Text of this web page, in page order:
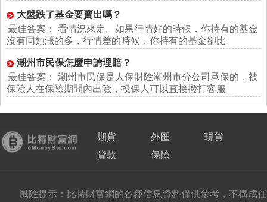
大盤跌了基金要賣出嗎？
最佳答案： 看情況來定。如果行情好的時候，你持有的基金
沒有同類漲的多，行情差的時候，你持有的基金卻比
潮州市民保怎麼申請理賠？
最佳答案： 潮州市民保是人保財險潮州市分公司承保的，被
保險人在保險期間內出險，投保人可以直接撥打客服
期貨 外匯
現貨
貸款
保險
風險提示：比特財富網的各種信息資料僅供參考，不構成任